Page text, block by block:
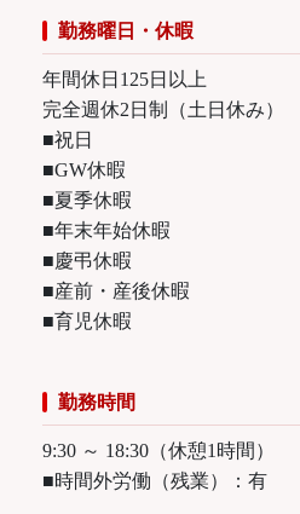
勤務曜日・休暇
年間休日125日以上
完全週休2日制（土日休み）
■祝日
■GW休暇
■夏季休暇
■年末年始休暇
■慶弔休暇
■産前・産後休暇
■育児休暇
勤務時間
9:30 ～ 18:30（休憩1時間）
■時間外労働（残業）：有